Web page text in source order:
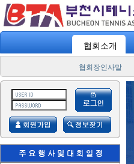
협회소개
협회장인사말